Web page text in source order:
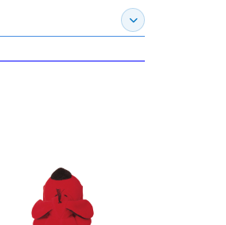
展開訂購須知